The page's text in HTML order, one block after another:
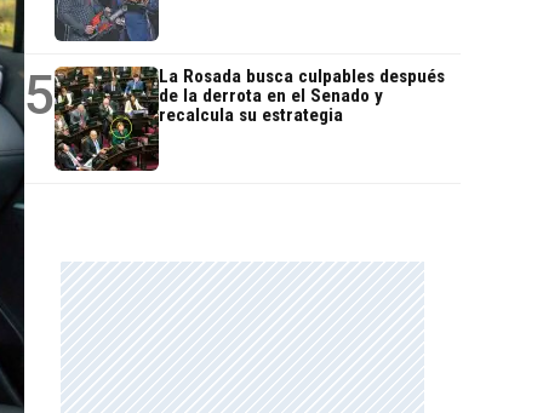
5
La Rosada busca culpables después
de la derrota en el Senado y
recalcula su estrategia